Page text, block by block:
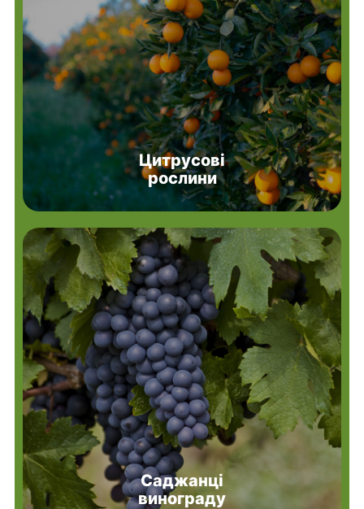
Цитрусові
рослини
Саджанці
винограду